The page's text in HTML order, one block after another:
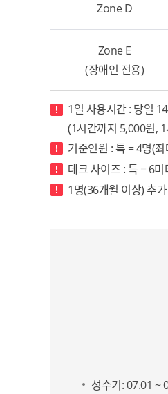
Zone D
Zone E
(장애인 전용)
1일 사용시간 : 당일
(1시간까지 5,000원,
기준인원 : 특 = 4명(
데크 사이즈 : 특 = 6
1명(36개월 이상) 추
성수기: 07.01 ~